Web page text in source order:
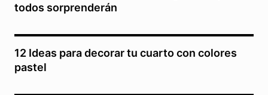
todos sorprenderán
12 Ideas para decorar tu cuarto con colores
pastel